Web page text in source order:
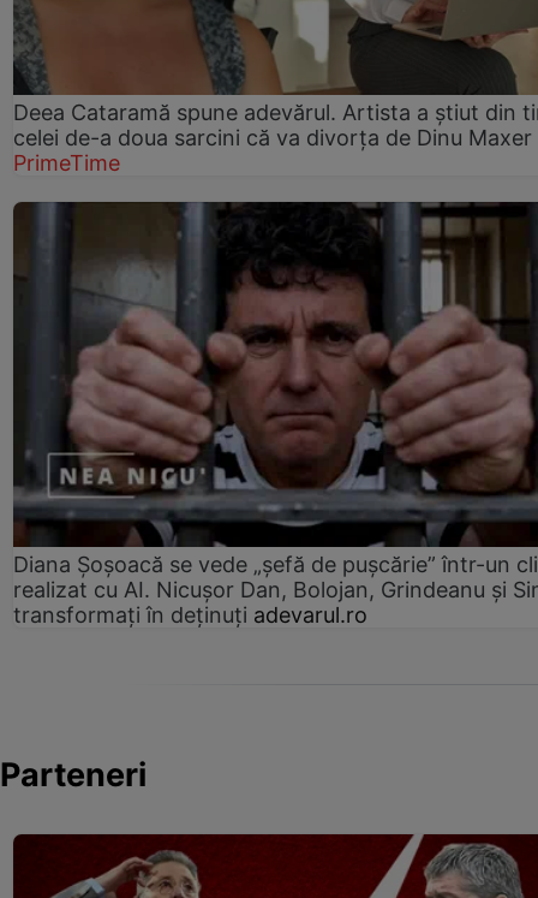
Deea Cataramă spune adevărul. Artista a știut din
celei de-a doua sarcini că va divorța de Dinu Maxer
PrimeTime
Diana Șoșoacă se vede „șefă de pușcărie” într-un
realizat cu AI. Nicușor Dan, Bolojan, Grindeanu și
transformați în deținuți adevarul.ro
Parteneri